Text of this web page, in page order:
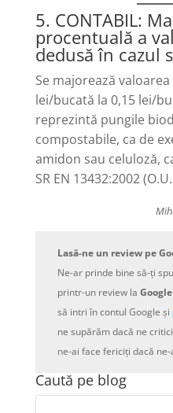
5. CONTABIL:
procentuală a
dedusă în cazul
Se majorează
lei/bucată la 0,15 lei/
reprezintă pungile
compostabile, ca de
amidon sau celuloză,
SR EN 13432:2002
Lasă-ne un review pe
Ne-ar prinde bine să-ți
printr-un review la
să intri în contul Google și
ne supărăm dacă ne
ne-ai face fericiți dacă
Caută pe blog